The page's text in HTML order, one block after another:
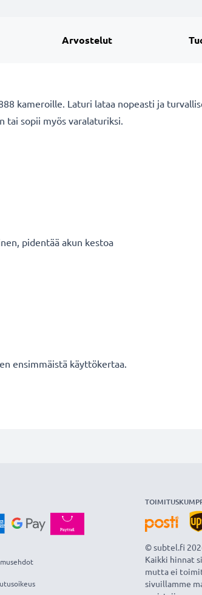
Arvostelut
kameroille. Laturi lataa nopeasti ja
sopii myös varalaturiksi.
pidentää akun kestoa
ensimmäistä käyttökertaa.
© subtel.fi
Kaikki hinnat
mutta ei
sivuillamme